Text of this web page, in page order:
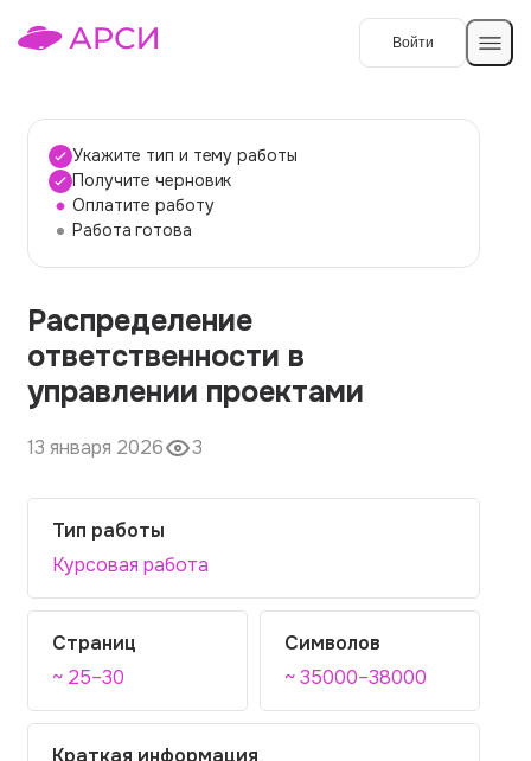
Войти
Темы работ
О сервисе
О компании
Наши гарантии
Вопросы и ответы
Контакты
Укажите тип и тему работы
Получите черновик
Оплатите работу
Работа готова
Распределение
ответственности в
управлении проектами
13 января 2026 3
Тип работы
Курсовая работа
Страниц
~ 25–30
Символов
~ 35000–38000
Краткая информация